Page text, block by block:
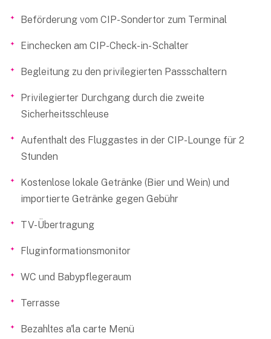
Beförderung vom CIP-Sondertor zum Terminal
Einchecken am CIP-Check-in-Schalter
Begleitung zu den privilegierten Passschaltern
Privilegierter Durchgang durch die zweite
Sicherheitsschleuse
Aufenthalt des Fluggastes in der CIP-Lounge für 2
Stunden
Kostenlose lokale Getränke (Bier und Wein) und
importierte Getränke gegen Gebühr
TV-Übertragung
Fluginformationsmonitor
WC und Babypflegeraum
Terrasse
Bezahltes a'la carte Menü